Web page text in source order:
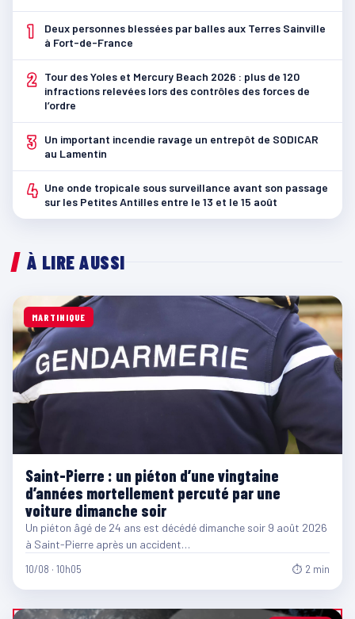
1
Deux personnes blessées par balles aux Terres Sainville
à Fort-de-France
2
Tour des Yoles et Mercury Beach 2026 : plus de 120
infractions relevées lors des contrôles des forces de
l’ordre
3
Un important incendie ravage un entrepôt de SODICAR
au Lamentin
4 Une onde tropicale sous surveillance avant son passage
sur les Petites Antilles entre le 13 et le 15 août
À LIRE AUSSI
MARTINIQUE
Saint-Pierre : un piéton d’une vingtaine
d’années mortellement percuté par une
voiture dimanche soir
Un piéton âgé de 24 ans est décédé dimanche soir 9 août 2026
à Saint-Pierre après un accident…
10/08 · 10h05 ⏱ 2 min